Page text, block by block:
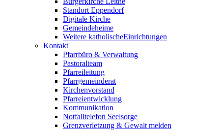
Standort Eppendorf
Digitale Kirche
Gemeindeheime
Weitere katholische­­Einrichtungen
Kontakt
Pfarrbüro & Verwaltung
Pastoralteam
Pfarreileitung
Pfarrgemeinderat
Kirchenvorstand
Pfarreientwicklung
Kommunikation
Notfalltelefon Seelsorge
Grenzverletzung & Gewalt melden